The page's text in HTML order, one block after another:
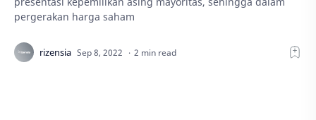
pergerakan harga saham
2 min read